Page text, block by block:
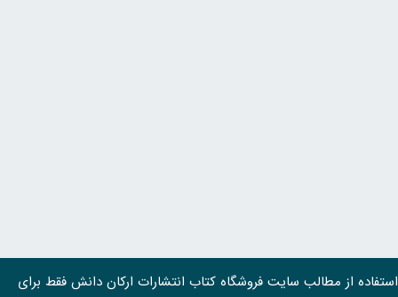
استفاده از مطالب سايت فروشگاه کتاب انتشارات ارکان دانش فقط برای